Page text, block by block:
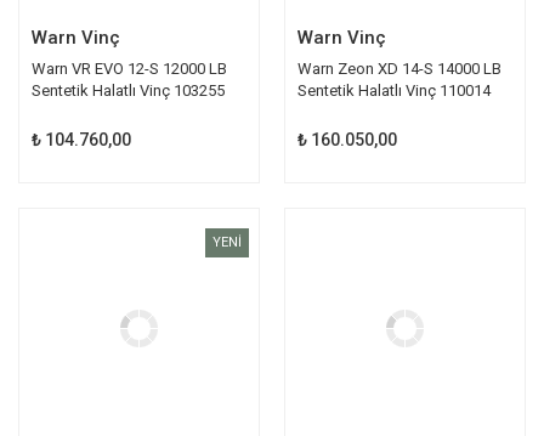
Warn Vinç
Warn VR EVO 12-S 12000 LB
Sentetik Halatlı Vinç 103255
₺ 104.760,00
Warn Vinç
Warn Zeon XD 14-S 14000 LB
Sentetik Halatlı Vinç 110014
₺ 160.050,00
YENİ